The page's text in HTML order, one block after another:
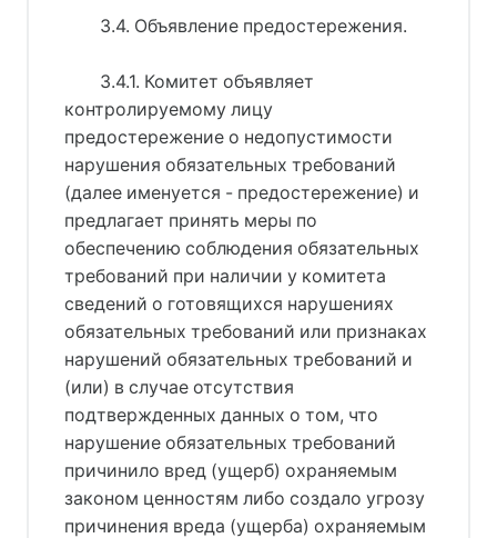
3.4. Объявление предостережения.
3.4.1. Комитет объявляет
контролируемому лицу
предостережение о недопустимости
нарушения обязательных требований
(далее именуется - предостережение) и
предлагает принять меры по
обеспечению соблюдения обязательных
требований при наличии у комитета
сведений о готовящихся нарушениях
обязательных требований или признаках
нарушений обязательных требований и
(или) в случае отсутствия
подтвержденных данных о том, что
нарушение обязательных требований
причинило вред (ущерб) охраняемым
законом ценностям либо создало угрозу
причинения вреда (ущерба) охраняемым